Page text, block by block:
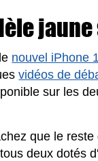
nouvel iPhone
vidéos de
sur les
que le
deux dotés